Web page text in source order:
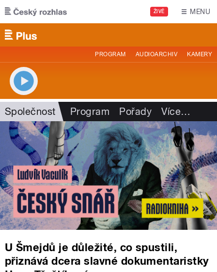
Přejít k hlavnímu obsahu
ŽIVĚ MENU
PROGRAM AUDIOARCHIV KAMERY
Společnost Program Pořady Více…
U Šmejdů je důležité, co spustili,
přiznává dcera slavné dokumentaristky